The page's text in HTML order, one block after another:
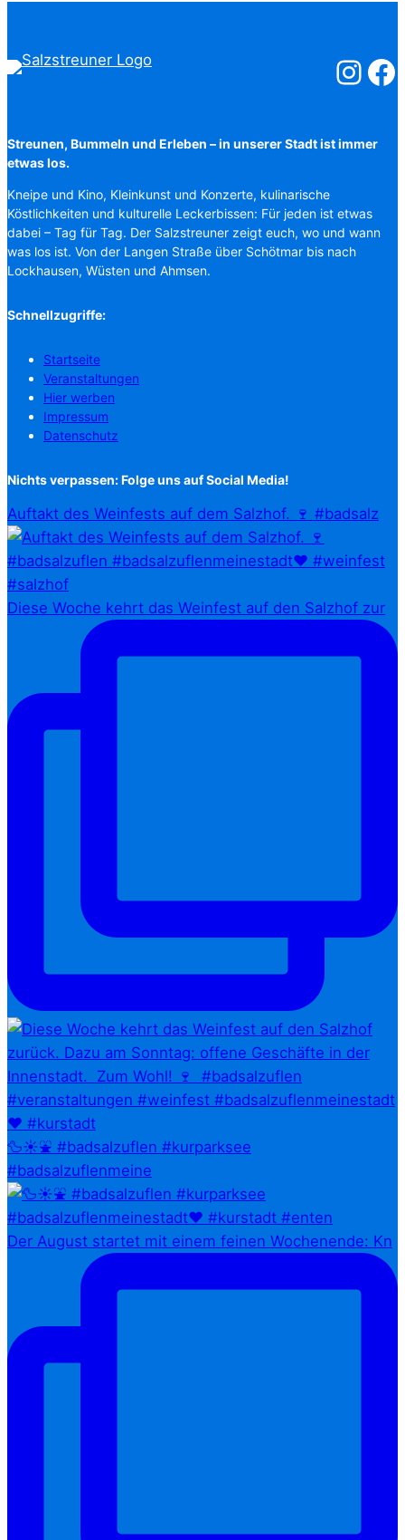
Streunen, Bummeln und Erleben – in unserer Stadt ist immer
etwas los.
Kneipe und Kino, Kleinkunst und Konzerte, kulinarische
Köstlichkeiten und kulturelle Leckerbissen: Für jeden ist etwas
dabei – Tag für Tag. Der Salzstreuner zeigt euch, wo und wann
was los ist. Von der Langen Straße über Schötmar bis nach
Lockhausen, Wüsten und Ahmsen.
Schnellzugriffe:
Startseite
Veranstaltungen
Hier werben
Impressum
Datenschutz
Nichts verpassen: Folge uns auf Social Media!
Auftakt des Weinfests auf dem Salzhof. 🍷 #badsalz
Diese Woche kehrt das Weinfest auf den Salzhof zur
🦆☀️⛲ #badsalzuflen #kurparksee
#badsalzuflenmeine
Der August startet mit einem feinen Wochenende: Kn